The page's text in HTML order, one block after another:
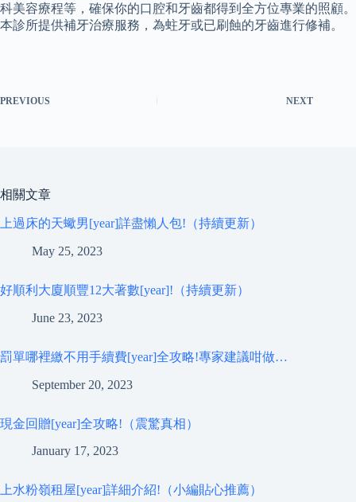
科美容療程等，確保你的口腔和牙齒都得到全方位專業的照顧。
本診所提供補牙治療服務，為蛀牙或已刷蝕的牙齒進行修補。
PREVIOUS NEXT
相關文章
上過床的天蠍男[year]詳盡懶人包!（持續更新）
May 25, 2023
好順利大廈順豐12大著數[year]!（持續更新）
June 23, 2023
罰單哪裡繳不用手續費[year]全攻略!專家建議咁做…
September 20, 2023
現金回贈[year]全攻略!（震驚真相）
January 17, 2023
上水粉嶺租屋[year]詳細介紹!（小編貼心推薦）